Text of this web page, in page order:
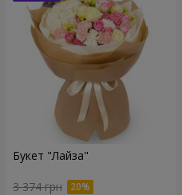
Букет "Лайза"
3 374 грн